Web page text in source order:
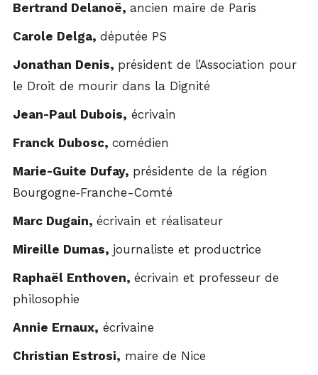
Bertrand Delanoë, ancien maire de Paris
Carole Delga, députée PS
Jonathan Denis, président de l’Association pour
le Droit de mourir dans la Dignité
Jean-Paul Dubois, écrivain
Franck Dubosc, comédien
Marie-Guite Dufay, présidente de la région
Bourgogne‑Franche-Comté
Marc Dugain, écrivain et réalisateur
Mireille Dumas, journaliste et productrice
Raphaël Enthoven, écrivain et professeur de
philosophie
Annie Ernaux, écrivaine
Christian Estrosi, maire de Nice